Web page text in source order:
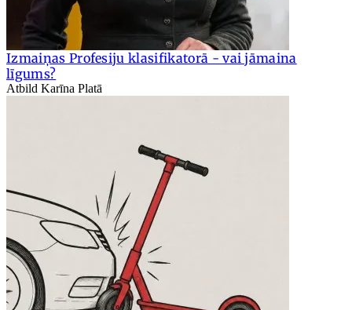
Izmaiņas Profesiju klasifikatorā - vai jāmaina
līgums?
Atbild Karīna Platā